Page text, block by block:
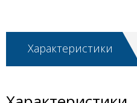
Характеристики